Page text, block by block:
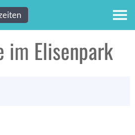
im Elisenpark